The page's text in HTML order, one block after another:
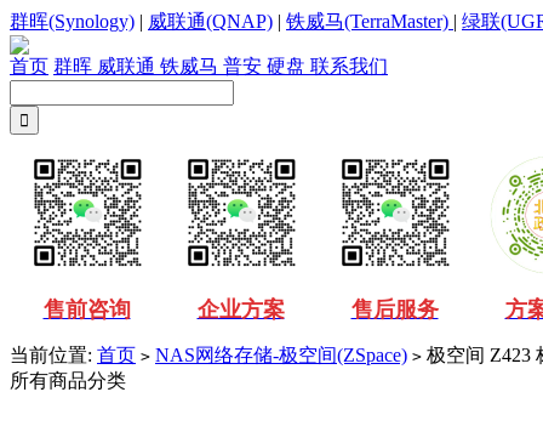
群晖(Synology) | 威联通(QNAP) | 铁威马(TerraMaster) | 绿联
首页 群晖 威联通 铁威马 普安 硬盘 联系我们
售前咨询 企业方案 售后服务 方
当前位置: 首页 > NAS网络存储-极空间(ZSpace) > 极空间 Z423
所有商品分类